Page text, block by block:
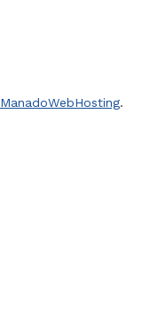
ManadoWebHosting.